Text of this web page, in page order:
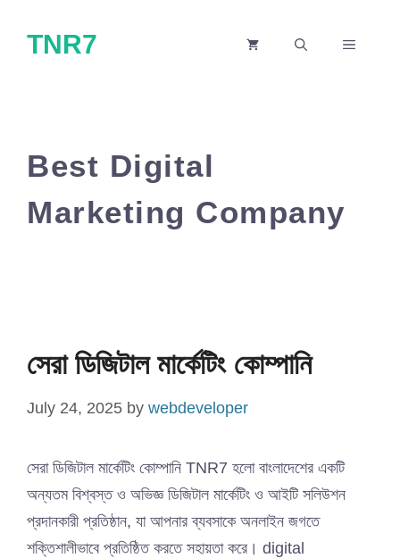
TNR7 MENU
Best Digital
Marketing Company
সেরা ডিজিটাল মার্কেটিং কোম্পানি
July 24, 2025 by webdeveloper
সেরা ডিজিটাল মার্কেটিং কোম্পানি TNR7 হলো বাংলাদেশের একটি
অন্যতম বিশ্বস্ত ও অভিজ্ঞ ডিজিটাল মার্কেটিং ও আইটি সলিউশন
প্রদানকারী প্রতিষ্ঠান, যা আপনার ব্যবসাকে অনলাইন জগতে
শক্তিশালীভাবে প্রতিষ্ঠিত করতে সহায়তা করে। digital